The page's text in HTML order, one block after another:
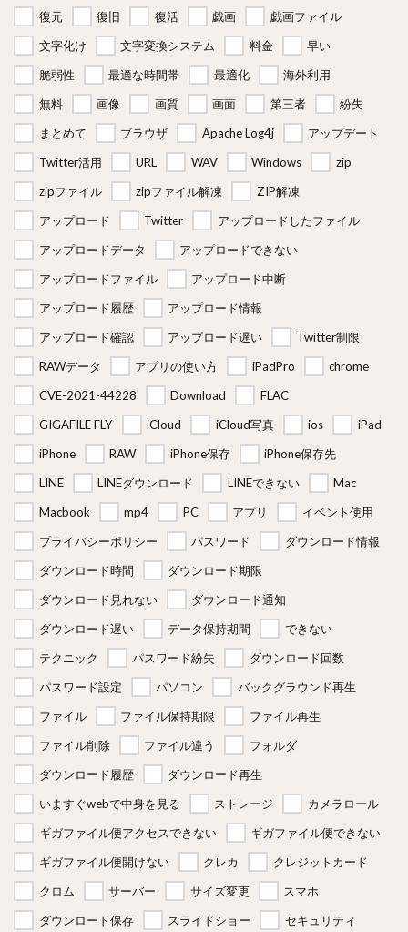
復元
復旧 復活 戯画
戯画ファイル
文字化け
文字変換システム 料金
早い
脆弱性
最適な時間帯 最適化
海外利用
無料
画像 画質 画面 第三者
紛失
まとめて
ブラウザ Apache Log4j
アップデート
Twitter活用
URL WAV Windows
zip
zipファイル
zipファイル解凍
ZIP解凍
アップロード
Twitter
アップロードしたファイル
アップロードデータ
アップロードできない
アップロードファイル
アップロード中断
アップロード履歴
アップロード情報
アップロード確認
アップロード遅い
Twitter制限
RAWデータ
アプリの使い方 iPadPro
chrome
CVE-2021-44228
Download
FLAC
GIGAFILE FLY
iCloud iCloud写真 ios
iPad
iPhone
RAW iPhone保存
iPhone保存先
LINE
LINEダウンロード LINEできない
Mac
Macbook
mp4 PC アプリ
イベント使用
プライバシーポリシー
パスワード
ダウンロード情報
ダウンロード時間
ダウンロード期限
ダウンロード見れない
ダウンロード通知
ダウンロード遅い
データ保持期間
できない
テクニック
パスワード紛失
ダウンロード回数
パスワード設定
パソコン
バックグラウンド再生
ファイル
ファイル保持期限
ファイル再生
ファイル削除
ファイル違う
フォルダ
ダウンロード履歴
ダウンロード再生
いますぐwebで中身を見る
ストレージ
カメラロール
ギガファイル便アクセスできない
ギガファイル便できない
ギガファイル便開けない
クレカ
クレジットカード
クロム
サーバー サイズ変更
スマホ
ダウンロード保存
スライドショー セキュリティ